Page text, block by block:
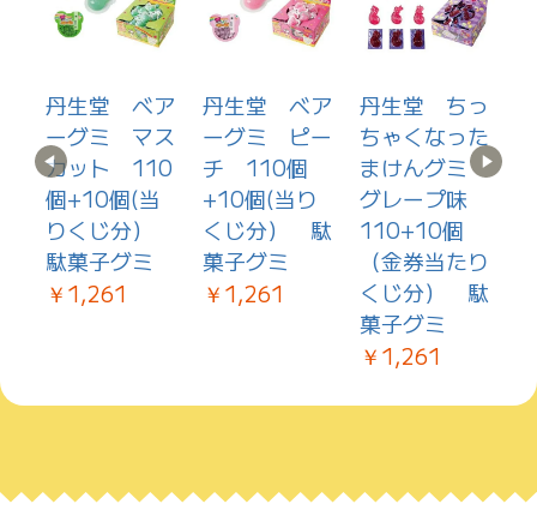
丹生堂 ベア
ーグミ マス
カット 110
個+10個(当
りくじ分）
駄菓子グミ
￥1,261
丹生堂 ベア
ーグミ ピー
チ 110個
+10個(当り
くじ分） 駄
菓子グミ
￥1,261
丹生堂 ちっ
ちゃくなった
まけんグミ
グレープ味
110+10個
（金券当たり
くじ分） 駄
菓子グミ
￥1,261